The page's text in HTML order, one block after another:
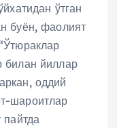
ўтган
буён, фаолият
билан йиллар
оддий
шароитлар